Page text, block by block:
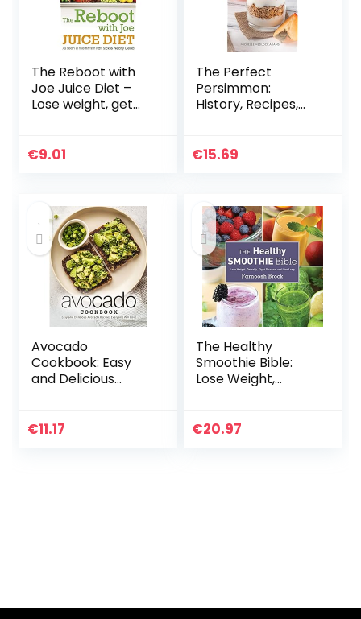
The Reboot with
Joe Juice Diet –
Lose weight, get
in the hit film ‘Fat,
€9.01
The Perfect
Persimmon:
History, Recipes,
€15.69
Avocado
Cookbook: Easy
and Delicious
€11.17
The Healthy
Smoothie Bible:
Lose Weight,
Long
€20.97